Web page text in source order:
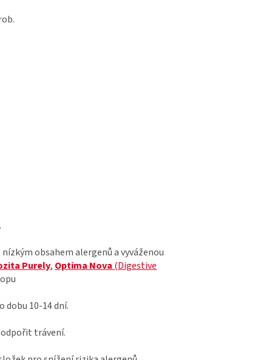
obsahem alergenů a vyváženou
Purely, Optima Nova (Digestive
dobu 10-14 dní.
trávení.